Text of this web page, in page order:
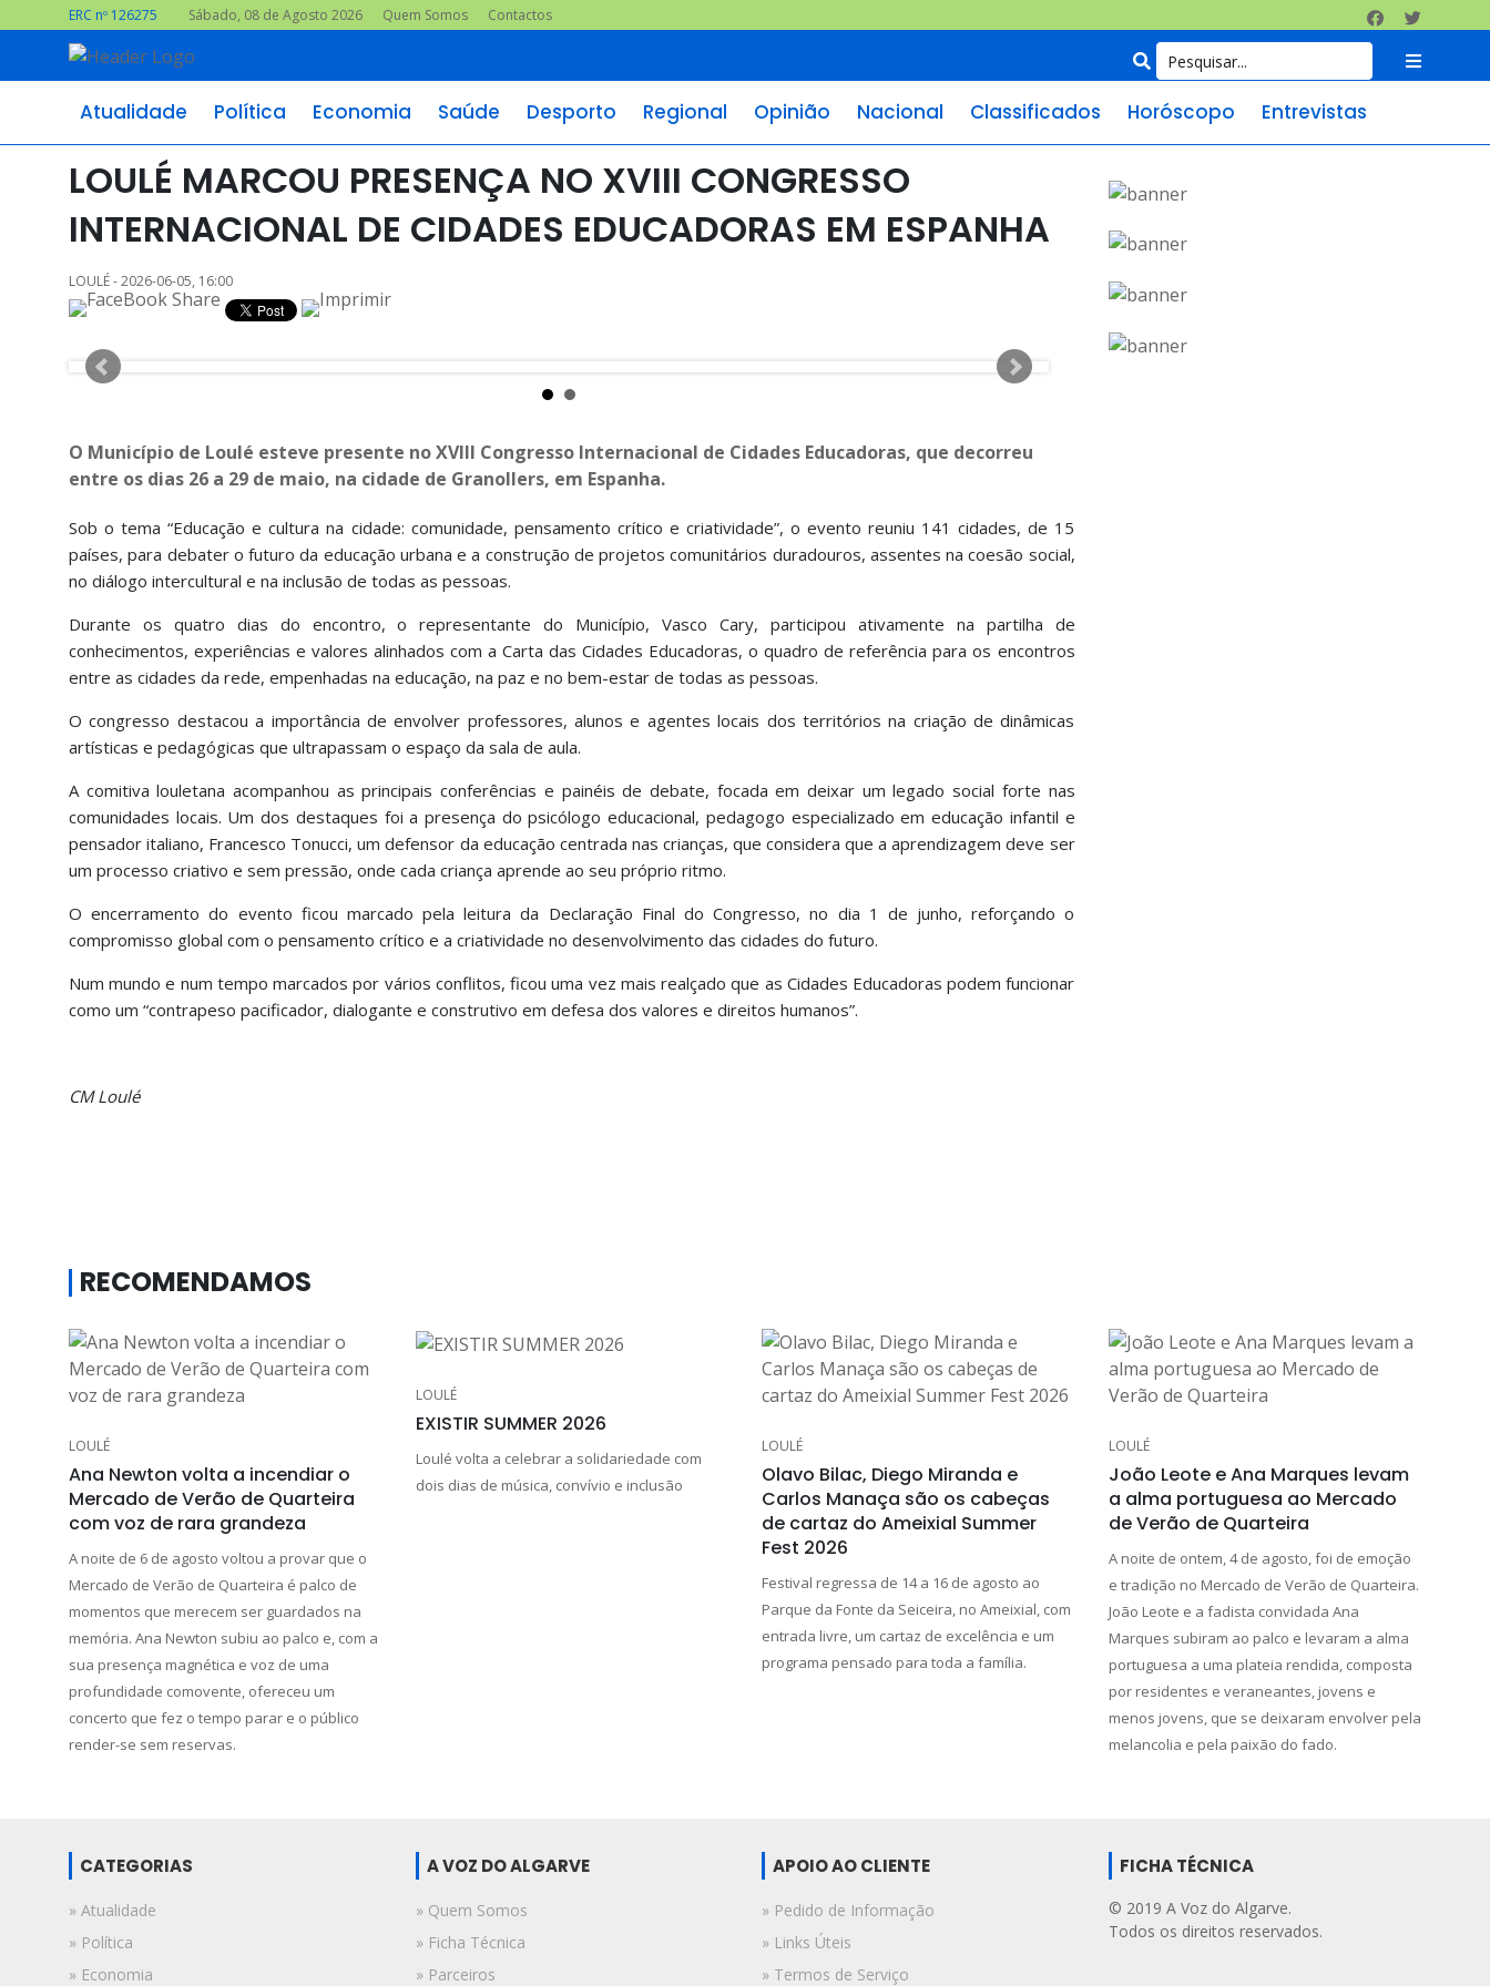
ERC nº 126275 Sábado, 08 de Agosto 2026 Quem Somos Contactos
Atualidade Política Economia Saúde Desporto Regional Opinião Nacional Classificados Horóscopo Entrevistas
LOULÉ MARCOU PRESENÇA NO XVIII CONGRESSO
INTERNACIONAL DE CIDADES EDUCADORAS EM ESPANHA
LOULÉ - 2026-06-05, 16:00
O Município de Loulé esteve presente no XVIII Congresso Internacional de Cidades Educadoras, que decorreu
entre os dias 26 a 29 de maio, na cidade de Granollers, em Espanha.
Sob o tema “Educação e cultura na cidade: comunidade, pensamento crítico e criatividade”, o evento reuniu 141 cidades, de 15
países, para debater o futuro da educação urbana e a construção de projetos comunitários duradouros, assentes na coesão social,
no diálogo intercultural e na inclusão de todas as pessoas.
Durante os quatro dias do encontro, o representante do Município, Vasco Cary, participou ativamente na partilha de
conhecimentos, experiências e valores alinhados com a Carta das Cidades Educadoras, o quadro de referência para os encontros
entre as cidades da rede, empenhadas na educação, na paz e no bem-estar de todas as pessoas.
O congresso destacou a importância de envolver professores, alunos e agentes locais dos territórios na criação de dinâmicas
artísticas e pedagógicas que ultrapassam o espaço da sala de aula.
A comitiva louletana acompanhou as principais conferências e painéis de debate, focada em deixar um legado social forte nas
comunidades locais. Um dos destaques foi a presença do psicólogo educacional, pedagogo especializado em educação infantil e
pensador italiano, Francesco Tonucci, um defensor da educação centrada nas crianças, que considera que a aprendizagem deve ser
um processo criativo e sem pressão, onde cada criança aprende ao seu próprio ritmo.
O encerramento do evento ficou marcado pela leitura da Declaração Final do Congresso, no dia 1 de junho, reforçando o
compromisso global com o pensamento crítico e a criatividade no desenvolvimento das cidades do futuro.
Num mundo e num tempo marcados por vários conflitos, ficou uma vez mais realçado que as Cidades Educadoras podem funcionar
como um “contrapeso pacificador, dialogante e construtivo em defesa dos valores e direitos humanos”.
CM Loulé
RECOMENDAMOS
LOULÉ
Ana Newton volta a incendiar o
Mercado de Verão de Quarteira
com voz de rara grandeza
A noite de 6 de agosto voltou a provar que o
Mercado de Verão de Quarteira é palco de
momentos que merecem ser guardados na
memória. Ana Newton subiu ao palco e, com a
sua presença magnética e voz de uma
profundidade comovente, ofereceu um
concerto que fez o tempo parar e o público
render-se sem reservas.
LOULÉ
EXISTIR SUMMER 2026
Loulé volta a celebrar a solidariedade com
dois dias de música, convívio e inclusão
LOULÉ
Olavo Bilac, Diego Miranda e
Carlos Manaça são os cabeças
de cartaz do Ameixial Summer
Fest 2026
Festival regressa de 14 a 16 de agosto ao
Parque da Fonte da Seiceira, no Ameixial, com
entrada livre, um cartaz de excelência e um
programa pensado para toda a família.
LOULÉ
João Leote e Ana Marques levam
a alma portuguesa ao Mercado
de Verão de Quarteira
A noite de ontem, 4 de agosto, foi de emoção
e tradição no Mercado de Verão de Quarteira.
João Leote e a fadista convidada Ana
Marques subiram ao palco e levaram a alma
portuguesa a uma plateia rendida, composta
por residentes e veraneantes, jovens e
menos jovens, que se deixaram envolver pela
melancolia e pela paixão do fado.
CATEGORIAS
» Atualidade
» Política
» Economia
A VOZ DO ALGARVE
» Quem Somos
» Ficha Técnica
» Parceiros
APOIO AO CLIENTE
» Pedido de Informação
» Links Úteis
» Termos de Serviço
FICHA TÉCNICA
© 2019 A Voz do Algarve.
Todos os direitos reservados.